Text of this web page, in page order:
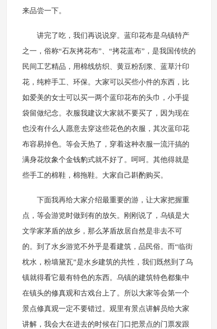
来品尝一下。
讲完了吃，我们再说说穿。蓝印花布是乌镇特产
之一，俗称“石灰拷花布”、“拷花蓝布”，是我国传统的
民间工艺精品，用棉线纺织、黄豆粉刮浆、蓝草汁印
花，纯粹手工、环保。大家可以买些小件的东西，比
如爱美的女士可以买一两个蓝印花布的头巾，小手提
袋留做纪念。衣服我建议大家就不要买了，因为现在
也没有什么人愿意去穿这些花色的衣服，其次蓝印花
布容易掉色。等会天热了，穿着这种衣服一流汗搞的
满身花纹象个金钱豹式就不好了。呵呵。其他得就是
些手工的棉鞋，棉拖鞋。大家自己斟酌购买。
下面我再给大家介绍最重要的游，让大家把握重
点，等会游览时做到有的放矢。刚刚说了，乌镇是大
文学家茅盾的故乡，那么茅盾故居自然是非去不可
的。到了水乡游览不外乎是看建筑，品民俗。而“临街
枕水，粉墙黛瓦”是水乡建筑的共性，我们既然到了乌
镇就得看它最有特色的东西。乌镇的建筑特色都集中
在镇头的修真观和古戏台上了。所以大家等会第一个
景点修真观一定不要错过。观里有景点讲解员给大家
讲解，我会大在进去的时候在门口把景点的门票发跟